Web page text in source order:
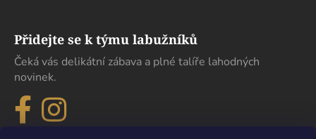
Přidejte se k týmu labužníků
Čeká vás delikátní zábava a plné talíře lahodných
novinek.